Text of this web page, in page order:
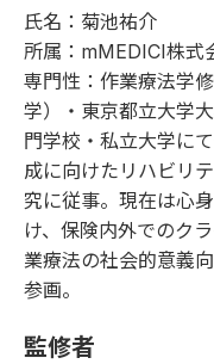
氏名：菊池祐介
所属：mMEDICI株式
専門性：作業療法学
学）・東京都立大学
門学校・私立大学に
成に向けたリハビリ
究に従事。現在は心
け、保険内外でのク
業療法の社会的意義
参画。
監修者